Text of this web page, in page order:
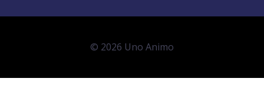
© 2026 Uno Animo